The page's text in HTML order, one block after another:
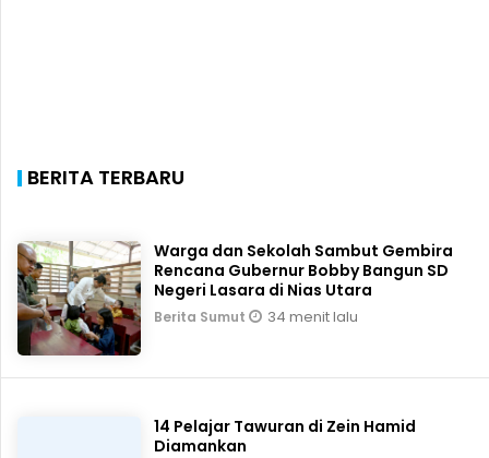
BERITA TERBARU
Warga dan Sekolah Sambut Gembira
Rencana Gubernur Bobby Bangun SD
Negeri Lasara di Nias Utara
Berita Sumut 34 menit lalu
14 Pelajar Tawuran di Zein Hamid
Diamankan